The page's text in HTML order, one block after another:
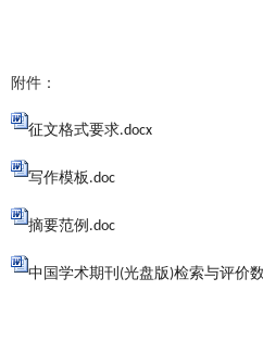
附件：
征文格式要求.docx
写作模板.doc
摘要范例.doc
中国学术期刊(光盘版)检索与评价